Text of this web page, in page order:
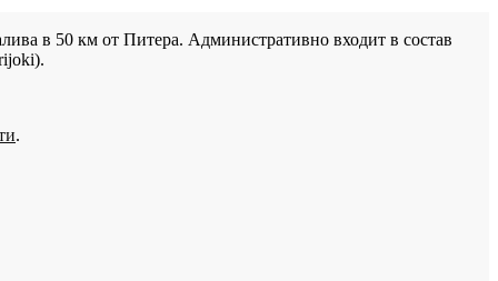
в 50 км от Питера. Административно входит в состав
.